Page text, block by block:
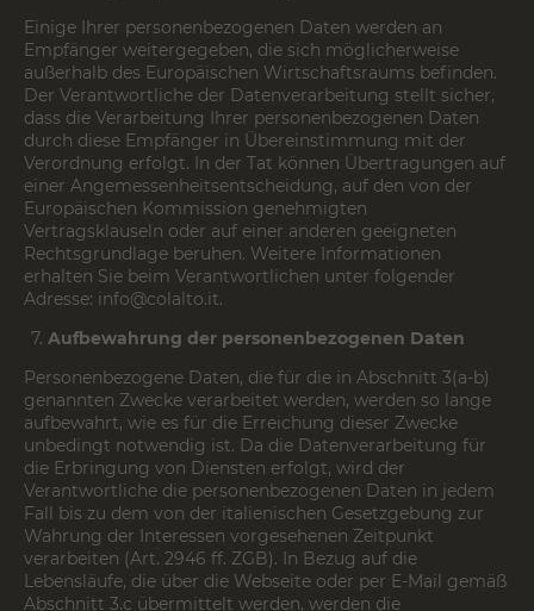
Einige Ihrer personenbezogenen Daten werden an
Empfänger weitergegeben, die sich möglicherweise
außerhalb des Europäischen Wirtschaftsraums befinden.
Der Verantwortliche der Datenverarbeitung stellt sicher,
dass die Verarbeitung Ihrer personenbezogenen Daten
durch diese Empfänger in Übereinstimmung mit der
Verordnung erfolgt. In der Tat können Übertragungen auf
einer Angemessenheitsentscheidung, auf den von der
Europäischen Kommission genehmigten
Vertragsklauseln oder auf einer anderen geeigneten
Rechtsgrundlage beruhen. Weitere Informationen
erhalten Sie beim Verantwortlichen unter folgender
Adresse: info@colalto.it.
Aufbewahrung der personenbezogenen Daten
Personenbezogene Daten, die für die in Abschnitt 3(a-b)
genannten Zwecke verarbeitet werden, werden so lange
aufbewahrt, wie es für die Erreichung dieser Zwecke
unbedingt notwendig ist. Da die Datenverarbeitung für
die Erbringung von Diensten erfolgt, wird der
Verantwortliche die personenbezogenen Daten in jedem
Fall bis zu dem von der italienischen Gesetzgebung zur
Wahrung der Interessen vorgesehenen Zeitpunkt
verarbeiten (Art. 2946 ff. ZGB). In Bezug auf die
Lebensläufe, die über die Webseite oder per E-Mail gemäß
Abschnitt 3.c übermittelt werden, werden die